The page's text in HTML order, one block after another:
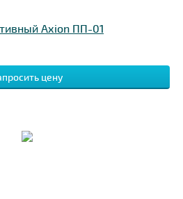
Axion ПП-01
цену